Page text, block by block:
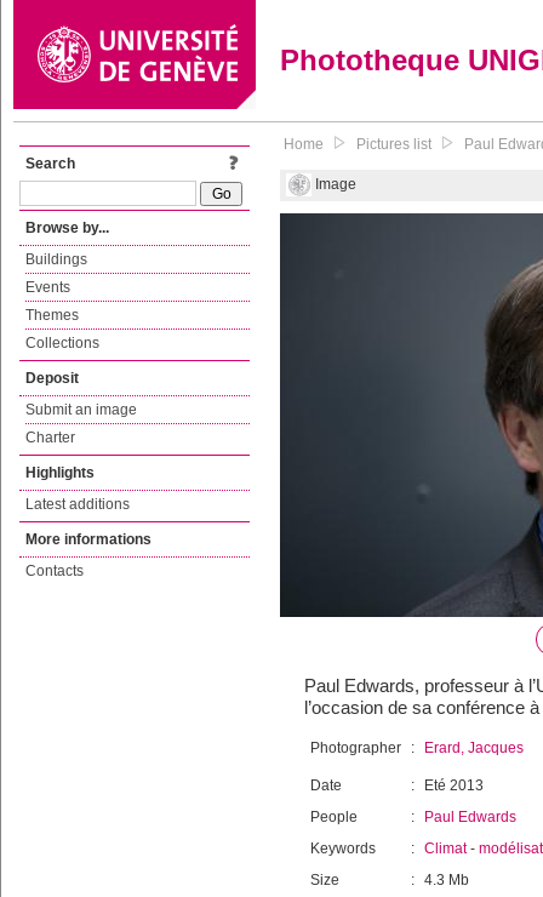
Phototheque
Search
Browse by...
Buildings
Events
Themes
Collections
Deposit
Submit an image
Charter
Highlights
Latest additions
More informations
Contacts
Home Pictures list Paul
Image
Paul Edwards, professeur à
l’occasion de sa conférence
Photographer : Erard, Jacques
Date :
Eté 2013
People
:
Paul Edwards
Keywords
: Climat-
Size
: 4.3 Mb